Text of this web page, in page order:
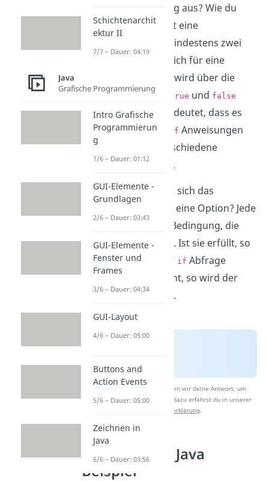
der Programmierung aus? Wie du
sicher weißt, besteht eine
Entscheidung aus mindestens zwei
Optionen. Ob man sich für eine
Option entscheidet, wird über die
Boole’schen Werte
true und false
entschieden. Das bedeutet, dass es
eine oder mehrere
if Anweisungen
geben kann, die verschiedene
Optionen darstellen.
Und wie entscheidet sich das
Programm dann für eine Option? Jede
Option besitzt eine Bedingung, die
erfüllt werden muss. Ist sie erfüllt, so
wird der Code in der if Abfrage
ausgeführt, falls nicht, so wird der
Code übersprungen.
Nach Beantwortung speichern wir deine Antwort, um
Studyflix zu verbessern. Mehr dazu erfährst du in unserer
Datenschutzerklärung
if Anweisung Java
Beispiel
Schichtenarchit
ektur II
7/7 – Dauer: 04:19
Java
Grafische Programmierung
Intro Grafische
Programmierun
g
1/6 – Dauer: 01:12
GUI-Elemente -
Grundlagen
2/6 – Dauer: 03:43
GUI-Elemente -
Fenster und
Frames
3/6 – Dauer: 04:34
GUI-Layout
4/6 – Dauer: 05:00
Buttons and
Action Events
5/6 – Dauer: 05:00
Zeichnen in
Java
6/6 – Dauer: 03:56